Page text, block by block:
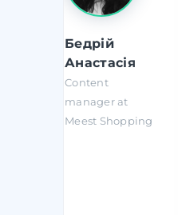
Бедрій
Анастасія
Content
manager at
Meest Shopping